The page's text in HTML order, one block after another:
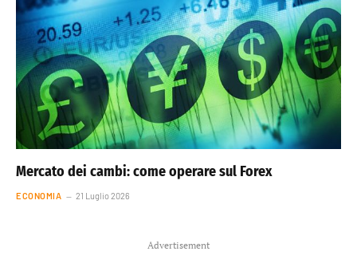
Mercato dei cambi: come operare sul Forex
ECONOMIA 21 Luglio 2026
Advertisement